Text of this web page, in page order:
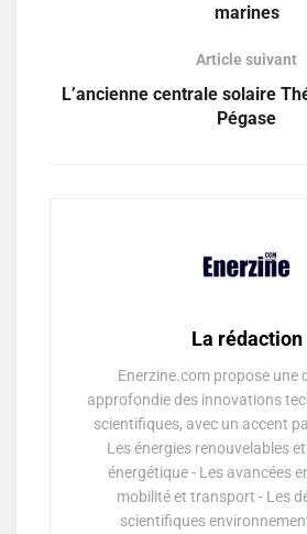
marines
Article suivant
L’ancienne centrale solaire
Pégase
La rédaction
Enerzine.com propose une
approfondie des innovations
scientifiques, avec un accent
Les énergies renouvelables
énergétique - Les avancées
mobilité et transport - Les
scientifiques